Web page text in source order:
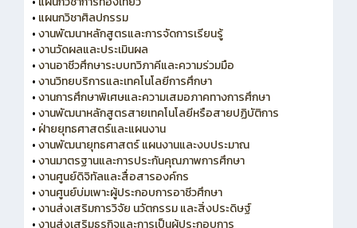
• แผนกวิชาศิลปกรรม
•งานพัฒนาหลักสูตรและการจัดการเรียนรู้
•งานวัดผลและประเมินผล
•งานอาชีวศึกษาระบบทวิภาคีและความร่วมมือ
•งานวิทยบริการและเทคโนโลยีการศึกษา
•งานการศึกษาพิเศษและความเสมอภาคทางการศึกษา
•งานพัฒนาหลักสูตรสายเทคโนโลยีหรือสายปฏิบัติการ
• ฝ่ายยุทธศาสตร์และแผนงาน
•งานพัฒนายุทธศาสตร์ แผนงานและงบประมาณ
•งานมาตรฐานและการประกันคุณภาพการศึกษา
•งานศูนย์ดิจิทัลและสื่อสารองค์กร
•งานศูนย์บ่มเพาะผู้ประกอบการอาชีวศึกษา
•งานส่งเสริมการวิจัย นวัตกรรม และสิ่งประดิษฐ์
•งานส่งเสริมธุรกิจและการเป็นผู้ประกอบการ